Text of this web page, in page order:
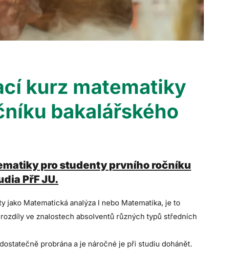
kurz matematiky
bakalářského
pro studenty prvního ročníku
PřF JU.
jako Matematická analýza I nebo Matematika, je to
ve znalostech absolventů různých typů středních
probrána a je náročné je při studiu dohánět.